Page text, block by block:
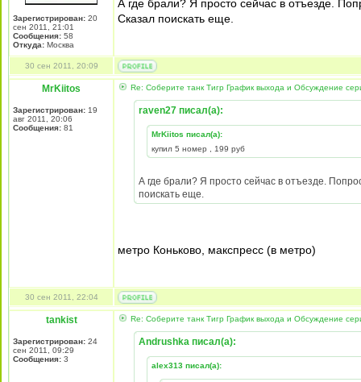
Зарегистрирован: 20
сен 2011, 21:01
Сообщения: 58
Откуда: Москва
А где брали? Я просто сейчас в отъезде.
Сказал поискать еще.
30 сен 2011, 20:09
MrKiitos
Зарегистрирован: 19
авг 2011, 20:06
Сообщения: 81
Re: Соберите танк Тигр График выхода и Обсуждение
raven27 писал(а):
MrKiitos писал(а):
купил 5 номер , 199 руб
А где брали? Я просто сейчас в отъезде.
поискать еще.
метро Коньково, макспресс (в метро)
30 сен 2011, 22:04
tankist
Зарегистрирован: 24
сен 2011, 09:29
Сообщения: 3
Re: Соберите танк Тигр График выхода и Обсуждение
Andrushka писал(а):
alex313 писал(а):